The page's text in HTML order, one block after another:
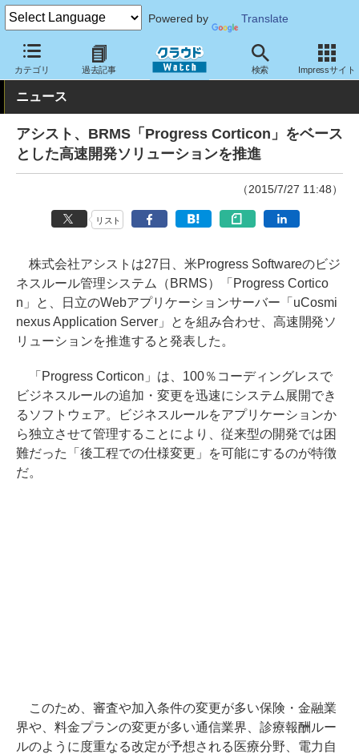
Powered by Translate
カテゴリ 過去記事 検索 Impressサイト
クラウド Watch サービス・ソフト ソフトウェア 基幹業務
ニュース
アシスト、BRMS「Progress Corticon」をベース
とした高速開発ソリューションを推進
（2015/7/27 11:48）
リスト
株式会社アシストは27日、米Progress Softwareのビジ
ネスルール管理システム（BRMS）「Progress Cortico
n」と、日立のWebアプリケーションサーバー「uCosmi
nexus Application Server」とを組み合わせ、高速開発ソ
リューションを推進すると発表した。
「Progress Corticon」は、100％コーディングレスで
ビジネスルールの追加・変更を迅速にシステム展開でき
るソフトウェア。ビジネスルールをアプリケーションか
ら独立させて管理することにより、従来型の開発では困
難だった「後工程での仕様変更」を可能にするのが特徴
だ。
このため、審査や加入条件の変更が多い保険・金融業
界や、料金プランの変更が多い通信業界、診療報酬ルー
ルのように度重なる改定が予想される医療分野、電力自